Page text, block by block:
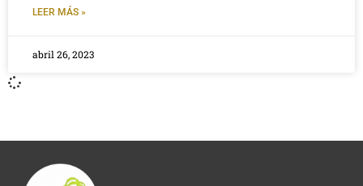
LEER MÁS »
abril 26, 2023